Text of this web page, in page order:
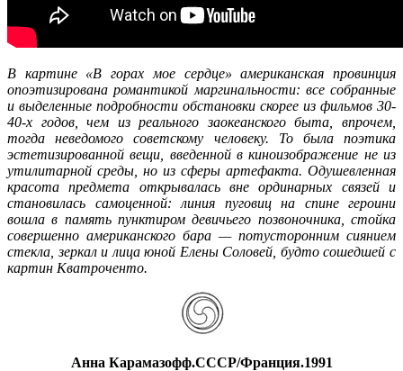
В картине «В горах мое сердце» американская провинция
опоэтизирована романтикой маргинальности: все собранные
и выделенные подробности обстановки скорее из фильмов 30-
40-х годов, чем из реального заокеанского быта, впрочем,
тогда неведомого советскому человеку. То была поэтика
эстетизированной вещи, введенной в киноизображение не из
утилитарной среды, но из сферы артефакта. Одушевленная
красота предмета открывалась вне ординарных связей и
становилась самоценной: линия пуговиц на спине героини
вошла в память пунктиром девичьего позвоночника, стойка
совершенно американского бара — потусторонним сиянием
стекла, зеркал и лица юной Елены Соловей, будто сошедшей с
картин Кватроченто.
Аннa Кaрамaзoфф.СССР/Франция.1991